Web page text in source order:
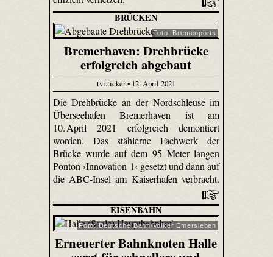
BRÜCKEN
Foto: Bremenports
Bremerhaven: Drehbrücke
erfolgreich abgebaut
tvi.ticker • 12. April 2021
Die Drehbrücke an der Nordschleuse im
Überseehafen Bremerhaven ist am
10. April 2021 erfolgreich demontiert
worden. Das stählerne Fachwerk der
Brücke wurde auf dem 95 Meter langen
Ponton ›Innovation 1‹ gesetzt und dann auf
die ABC-Insel am Kaiserhafen verbracht.
EISENBAHN
Foto: Deutsche Bahn/Volker Emersleben
Erneuerter Bahnknoten Halle